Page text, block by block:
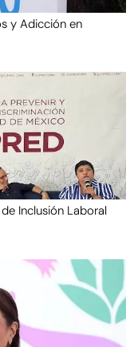
y Adicción en
Inclusión Laboral